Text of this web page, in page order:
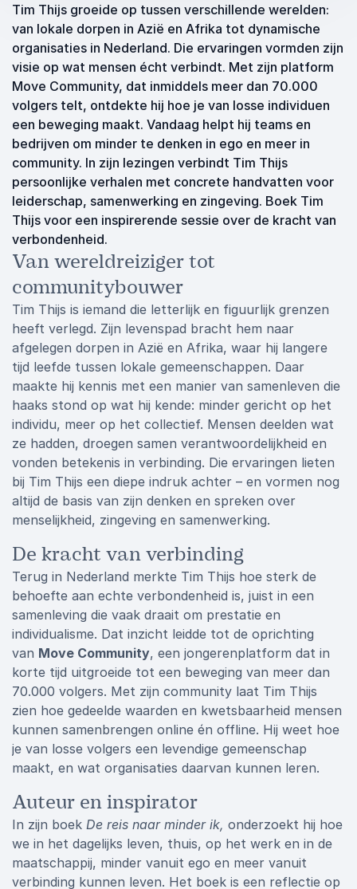
Tim Thijs groeide op tussen verschillende werelden:
van lokale dorpen in Azië en Afrika tot dynamische
organisaties in Nederland. Die ervaringen vormden zijn
visie op wat mensen écht verbindt. Met zijn platform
Move Community, dat inmiddels meer dan 70.000
volgers telt, ontdekte hij hoe je van losse individuen
een beweging maakt. Vandaag helpt hij teams en
bedrijven om minder te denken in ego en meer in
community. In zijn lezingen verbindt Tim Thijs
persoonlijke verhalen met concrete handvatten voor
leiderschap, samenwerking en zingeving. Boek Tim
Thijs voor een inspirerende sessie over de kracht van
verbondenheid.
Van wereldreiziger tot
communitybouwer
Tim Thijs is iemand die letterlijk en figuurlijk grenzen
heeft verlegd. Zijn levenspad bracht hem naar
afgelegen dorpen in Azië en Afrika, waar hij langere
tijd leefde tussen lokale gemeenschappen. Daar
maakte hij kennis met een manier van samenleven die
haaks stond op wat hij kende: minder gericht op het
individu, meer op het collectief. Mensen deelden wat
ze hadden, droegen samen verantwoordelijkheid en
vonden betekenis in verbinding. Die ervaringen lieten
bij Tim Thijs een diepe indruk achter – en vormen nog
altijd de basis van zijn denken en spreken over
menselijkheid, zingeving en samenwerking.
De kracht van verbinding
Terug in Nederland merkte Tim Thijs hoe sterk de
behoefte aan echte verbondenheid is, juist in een
samenleving die vaak draait om prestatie en
individualisme. Dat inzicht leidde tot de oprichting
van Move Community, een jongerenplatform dat in
korte tijd uitgroeide tot een beweging van meer dan
70.000 volgers. Met zijn community laat Tim Thijs
zien hoe gedeelde waarden en kwetsbaarheid mensen
kunnen samenbrengen online én offline. Hij weet hoe
je van losse volgers een levendige gemeenschap
maakt, en wat organisaties daarvan kunnen leren.
Auteur en inspirator
In zijn boek De reis naar minder ik, onderzoekt hij hoe
we in het dagelijks leven, thuis, op het werk en in de
maatschappij, minder vanuit ego en meer vanuit
verbinding kunnen leven. Het boek is een reflectie op